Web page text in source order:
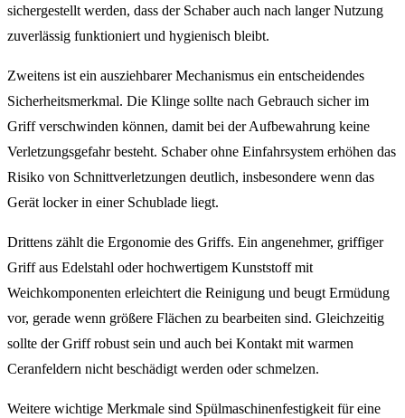
sichergestellt werden, dass der Schaber auch nach langer Nutzung
zuverlässig funktioniert und hygienisch bleibt.
Zweitens ist ein ausziehbarer Mechanismus ein entscheidendes
Sicherheitsmerkmal. Die Klinge sollte nach Gebrauch sicher im
Griff verschwinden können, damit bei der Aufbewahrung keine
Verletzungsgefahr besteht. Schaber ohne Einfahrsystem erhöhen das
Risiko von Schnittverletzungen deutlich, insbesondere wenn das
Gerät locker in einer Schublade liegt.
Drittens zählt die Ergonomie des Griffs. Ein angenehmer, griffiger
Griff aus Edelstahl oder hochwertigem Kunststoff mit
Weichkomponenten erleichtert die Reinigung und beugt Ermüdung
vor, gerade wenn größere Flächen zu bearbeiten sind. Gleichzeitig
sollte der Griff robust sein und auch bei Kontakt mit warmen
Ceranfeldern nicht beschädigt werden oder schmelzen.
Weitere wichtige Merkmale sind Spülmaschinenfestigkeit für eine